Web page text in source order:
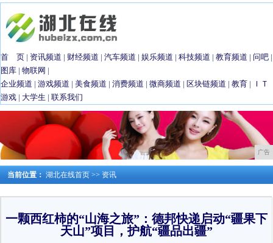
首 页 | 资讯频道 | 财经频道 | 汽车频道 | 娱乐频道 | 科技频道 | 教育频道 | 问吧 |
图库 | 物联网 |
企业频道 | 游戏频道 | 美食频道 | 消费频道 | 微商频道 | 区块链频道 | 教育 |
ＩＴ
游戏 | 大学生 | 联系我们
广告
当前位置： 湖北在线首页 >> 资讯
一颗西红柿的“山海之旅”：德邦快递启动“疆果下
天山”项目，护航“疆品出疆”